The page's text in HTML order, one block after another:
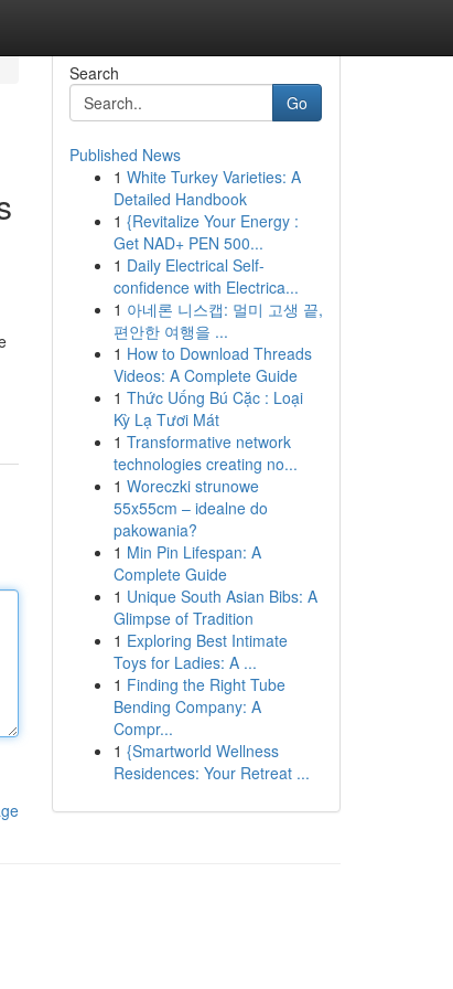
Search
Go
Published News
1 White Turkey Varieties: A
Detailed Handbook
1 {Revitalize Your Energy :
Get NAD+ PEN 500...
1 Daily Electrical Self-
confidence with Electrica...
1 아네론 니스캡: 멀미 고생 끝,
편안한 여행을 ...
1 How to Download Threads
Videos: A Complete Guide
1 Thức Uống Bú Cặc : Loại
Kỳ Lạ Tươi Mát
1 Transformative network
technologies creating no...
1 Woreczki strunowe
55x55cm – idealne do
pakowania?
1 Min Pin Lifespan: A
Complete Guide
1 Unique South Asian Bibs: A
Glimpse of Tradition
1 Exploring Best Intimate
Toys for Ladies: A ...
1 Finding the Right Tube
Bending Company: A
Compr...
1 {Smartworld Wellness
Residences: Your Retreat ...